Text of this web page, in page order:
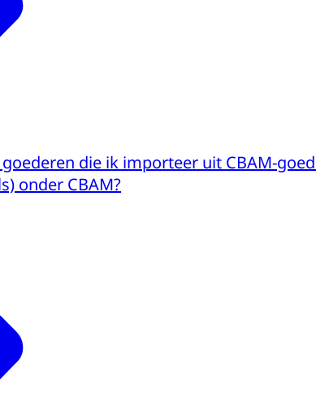
die ik importeer uit CBAM-
onder CBAM?